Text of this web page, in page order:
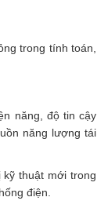
trong tính toán,
năng, độ tin cậy
năng lượng tái
thuật mới trong
điện.